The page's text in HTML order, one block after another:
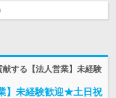
する【法人営業】未経験
】未経験歓迎★土日祝